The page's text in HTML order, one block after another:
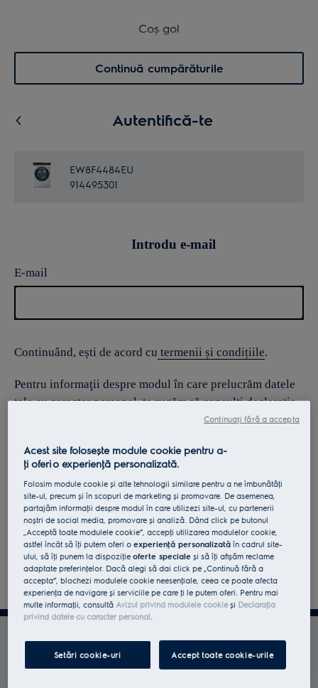
Menu 0
Coș de cumpărături
Coș gol
Continuă cumpărăturile
Autentifică-te
EW8F4484EU
914495301
Introdu e-mail
E-mail
Continuând, ești de acord cu termenii și condițiile.
Pentru informaţii despre modul în care prelucrăm datele
tale cu caracter personal, te rugăm să consulţi declaraţia
Profită la maxim de
Electrolux
Acest site folosește module cookie pentru a-
ţi oferi o experienţă personalizată.
Folosim module cookie și alte tehnologii similare pentru a ne îmbunătăţi
site-ul, precum și în scopuri de marketing și promovare. De asemenea,
partajăm informaţii despre modul în care utilizezi site-ul, cu partenerii
noștri de social media, promovare și analiză. Dând click pe butonul
„Acceptă toate modulele cookie”, accepţi utilizarea modulelor cookie,
astfel încât să îţi putem oferi oexperienţă personalizată în cadrul site-
ului, să îţi punem la dispoziţieoferte speciale și să îţi afișăm reclame
adaptate preferinţelor. Dacă alegi să dai click pe „Continuă fără a
accepta”, blochezi modulele cookie neesenţiale, ceea ce poate afecta
experienţa de navigare și serviciile pe care ţi le putem oferi. Pentru mai
multe informaţii, consultă Avizul privind modulele cookieși Declaraţia
privind datele cu caracter personal.
Setări cookie-uri Accept toate cookie-urile
Continuați fără a accepta